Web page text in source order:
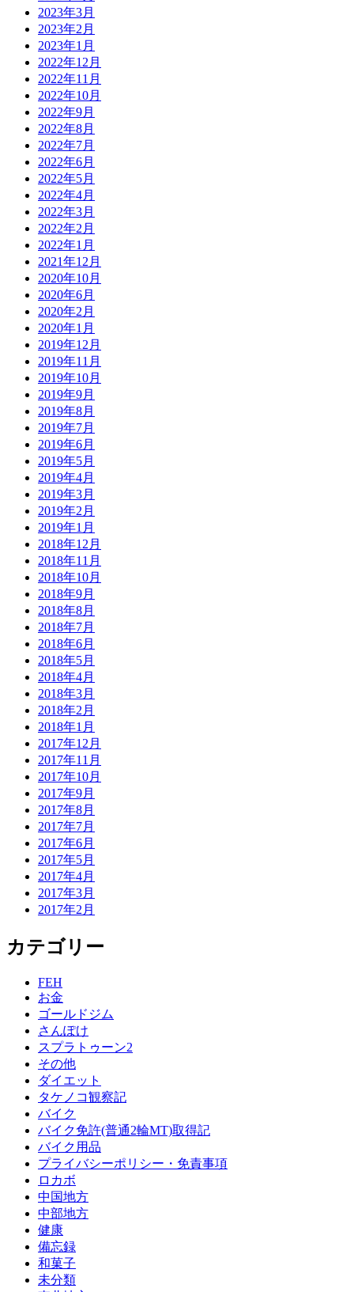
2023年3月
2023年2月
2023年1月
2022年12月
2022年11月
2022年10月
2022年9月
2022年8月
2022年7月
2022年6月
2022年5月
2022年4月
2022年3月
2022年2月
2022年1月
2021年12月
2020年10月
2020年6月
2020年2月
2020年1月
2019年12月
2019年11月
2019年10月
2019年9月
2019年8月
2019年7月
2019年6月
2019年5月
2019年4月
2019年3月
2019年2月
2019年1月
2018年12月
2018年11月
2018年10月
2018年9月
2018年8月
2018年7月
2018年6月
2018年5月
2018年4月
2018年3月
2018年2月
2018年1月
2017年12月
2017年11月
2017年10月
2017年9月
2017年8月
2017年7月
2017年6月
2017年5月
2017年4月
2017年3月
2017年2月
カテゴリー
FEH
お金
ゴールドジム
さんぽけ
スプラトゥーン2
その他
ダイエット
タケノコ観察記
バイク
バイク免許(普通2輪MT)取得記
バイク用品
プライバシーポリシー・免責事項
ロカボ
中国地方
中部地方
健康
備忘録
和菓子
未分類